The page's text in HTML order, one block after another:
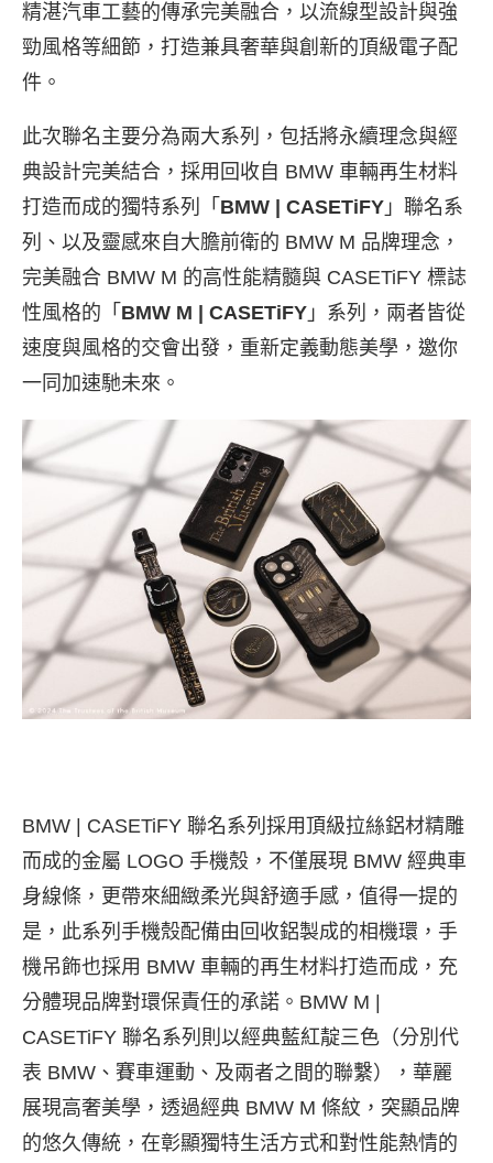
精湛汽車工藝的傳承完美融合，以流線型設計與強
勁風格等細節，打造兼具奢華與創新的頂級電子配
件。
此次聯名主要分為兩大系列，包括將永續理念與經
典設計完美結合，採用回收自 BMW 車輛再生材料
打造而成的獨特系列「 BMW | CASETiFY 」聯名系
列、以及靈感來自大膽前衛的 BMW M 品牌理念，
完美融合 BMW M 的高性能精髓與 CASETiFY 標誌
性風格的「 BMW M | CASETiFY 」系列，兩者皆從
速度與風格的交會出發，重新定義動態美學，邀你
一同加速馳未來。
BMW | CASETiFY 聯名系列採用頂級拉絲鋁材精雕
而成的金屬 LOGO 手機殼，不僅展現 BMW 經典車
身線條，更帶來細緻柔光與舒適手感，值得一提的
是，此系列手機殼配備由回收鋁製成的相機環，手
機吊飾也採用 BMW 車輛的再生材料打造而成，充
分體現品牌對環保責任的承諾。 BMW M |
CASETiFY 聯名系列則以經典藍紅靛三色（分別代
表 BMW、賽車運動、及兩者之間的聯繫），華麗
展現高奢美學，透過經典 BMW M 條紋，突顯品牌
的悠久傳統，在彰顯獨特生活方式和對性能熱情的